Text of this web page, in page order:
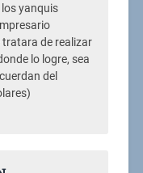
yanquis
de realizar
lo logre, sea
del